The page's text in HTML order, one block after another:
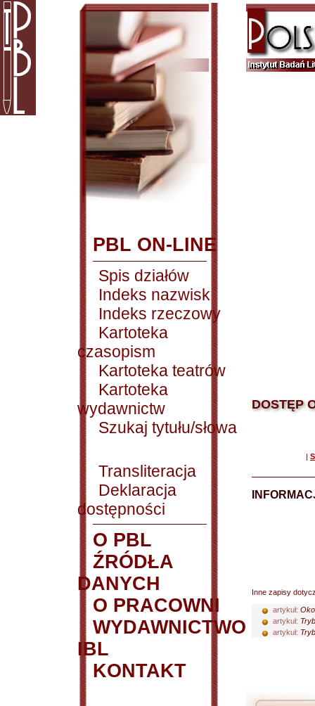
PBL ON-LINE
Spis działów
Indeks nazwisk
Indeks rzeczowy
Kartoteka
czasopism
Kartoteka teatrów
Kartoteka
wydawnictw
Szukaj tytułu/słowa
Transliteracja
Deklaracja
dostępności
O PBL
ŹRÓDŁA
DANYCH
O PRACOWNI
WYDAWNICTWO
IBL
KONTAKT
DOSTĘP
|
Inne zapisy
artykuł:
artykuł:
artykuł: